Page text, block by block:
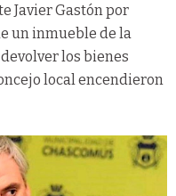
Javier Gastón por
un inmueble de la
los bienes
local encendieron